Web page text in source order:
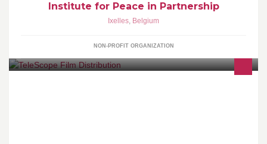
Institute for Peace in Partnership
Ixelles, Belgium
NON-PROFIT ORGANIZATION